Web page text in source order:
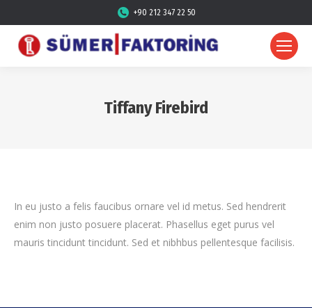
+90 212 347 22 50
Tiffany Firebird
In eu justo a felis faucibus ornare vel id metus. Sed hendrerit
enim non justo posuere placerat. Phasellus eget purus vel
mauris tincidunt tincidunt. Sed et nibhbus pellentesque facilisis.